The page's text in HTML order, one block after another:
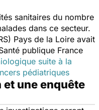
sanitaires du nombre
dans ce secteur.
Pays de la Loire avait
publique France
suite à la
pédiatriques
et une enquête